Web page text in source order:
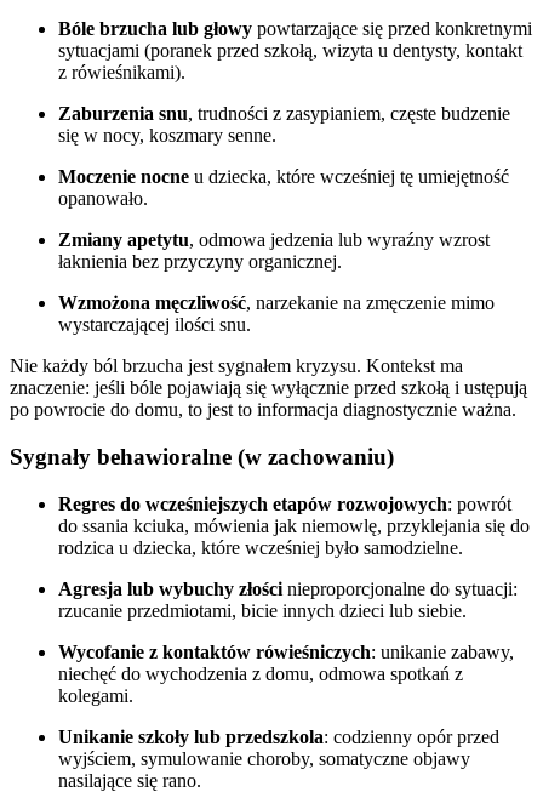
Bóle brzucha lub głowy powtarzające się przed konkretnymi
sytuacjami (poranek przed szkołą, wizyta u dentysty, kontakt
z rówieśnikami).
Zaburzenia snu, trudności z zasypianiem, częste budzenie
się w nocy, koszmary senne.
Moczenie nocne u dziecka, które wcześniej tę umiejętność
opanowało.
Zmiany apetytu, odmowa jedzenia lub wyraźny wzrost
łaknienia bez przyczyny organicznej.
Wzmożona męczliwość, narzekanie na zmęczenie mimo
wystarczającej ilości snu.
Nie każdy ból brzucha jest sygnałem kryzysu. Kontekst ma
znaczenie: jeśli bóle pojawiają się wyłącznie przed szkołą i ustępują
po powrocie do domu, to jest to informacja diagnostycznie ważna.
Sygnały behawioralne (w zachowaniu)
Regres do wcześniejszych etapów rozwojowych: powrót
do ssania kciuka, mówienia jak niemowlę, przyklejania się do
rodzica u dziecka, które wcześniej było samodzielne.
Agresja lub wybuchy złości nieproporcjonalne do sytuacji:
rzucanie przedmiotami, bicie innych dzieci lub siebie.
Wycofanie z kontaktów rówieśniczych: unikanie zabawy,
niechęć do wychodzenia z domu, odmowa spotkań z
kolegami.
Unikanie szkoły lub przedszkola: codzienny opór przed
wyjściem, symulowanie choroby, somatyczne objawy
nasilające się rano.